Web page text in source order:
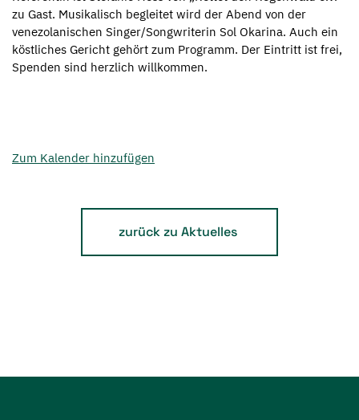
zu Gast. Musikalisch begleitet wird der Abend von der
venezolanischen Singer/Songwriterin Sol Okarina. Auch ein
köstliches Gericht gehört zum Programm. Der Eintritt ist frei,
Spenden sind herzlich willkommen.
Zum Kalender hinzufügen
zurück zu Aktuelles